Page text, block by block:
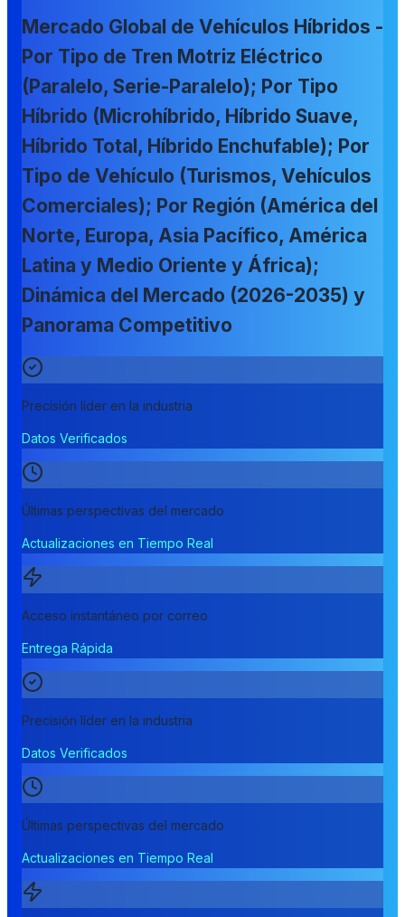
Mercado Global de Vehículos Híbridos -
Por Tipo de Tren Motriz Eléctrico
(Paralelo, Serie-Paralelo); Por Tipo
Híbrido (Microhíbrido, Híbrido Suave,
Híbrido Total, Híbrido Enchufable); Por
Tipo de Vehículo (Turismos, Vehículos
Comerciales); Por Región (América del
Norte, Europa, Asia Pacífico, América
Latina y Medio Oriente y África);
Dinámica del Mercado (2026-2035) y
Panorama Competitivo
Precisión líder en la industria
Datos Verificados
Últimas perspectivas del mercado
Actualizaciones en Tiempo Real
Acceso instantáneo por correo
Entrega Rápida
Precisión líder en la industria
Datos Verificados
Últimas perspectivas del mercado
Actualizaciones en Tiempo Real